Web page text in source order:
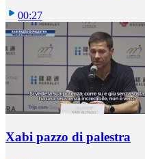
00:27
Xabi pazzo di palestra